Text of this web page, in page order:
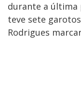
durante a última
teve sete
Rodrigues